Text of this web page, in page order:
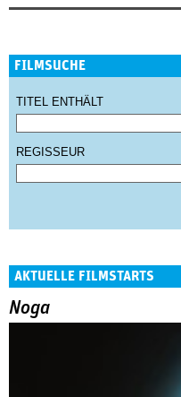
FILMSUCHE
TITEL ENTHÄLT
REGISSEUR
AKTUELLE FILMSTARTS
Noga